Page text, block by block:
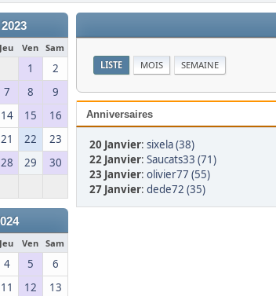
Jeu Ven Sam
1
2
7 8
9
14 15
16
21 22
23
28 29
30
Jeu Ven Sam
4 5
6
11 12
13
LISTE MOIS SEMAINE
Anniversaires
20 Janvier: sixela (38)
22 Janvier: Saucats33 (71)
23 Janvier: olivier77 (55)
27 Janvier: dede72 (35)